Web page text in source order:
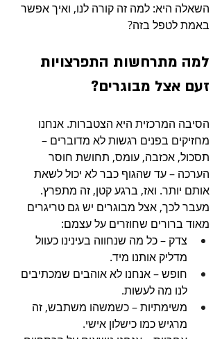
השאלה היא: למה זה קורה לנו, ואיך אפשר
באמת לטפל בזה?
למה מתרחשות התפרצויות
זעם אצל מבוגרים?
הסיבה המרכזית היא הצטברות. אנחנו
מחזיקים בפנים רגשות לא מדוברים –
תסכול, אכזבה, עומס, תחושת חוסר
הערכה – עד שהגוף כבר לא יכול לשאת
אותם יותר. ואז, ברגע קטן, זה מתפרץ.
מעבר לכך, אצל מבוגרים יש גם טריגרים
מאוד ברורים שחוזרים על עצמם:
צדק – כל מה שנחווה בעינינו כעוול
מדליק אותנו מיד.
חופש – אנחנו לא אוהבים שמכתיבים
לנו מה לעשות.
משימתיות – כשמשהו משתבש, זה
מרגיש כמו כישלון אישי.